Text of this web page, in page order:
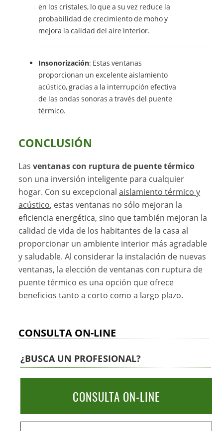
en los cristales, lo que a su vez reduce la
probabilidad de crecimiento de moho y
mejora la calidad del aire interior.
Insonorización: Estas ventanas
proporcionan un excelente aislamiento
acústico, gracias a la interrupción efectiva
de las ondas sonoras a través del puente
térmico.
CONCLUSIÓN
Lasventanas con ruptura de puente térmico
son una inversión inteligente para cualquier
hogar. Con su excepcionalaislamiento térmico y
acústico, estas ventanas no sólo mejoran la
eficiencia energética, sino que también mejoran la
calidad de vida de los habitantes de la casa al
proporcionar un ambiente interior más agradable
y saludable. Al considerar la instalación de nuevas
ventanas, la elección de ventanas con ruptura de
puente térmico es una opción que ofrece
beneficios tanto a corto como a largo plazo.
CONSULTA ON-LINE
¿BUSCA UN PROFESIONAL?
CONSULTA ON-LINE